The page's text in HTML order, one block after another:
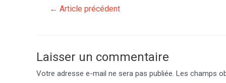
Navigation
← Article précédent
Laisser un commentaire
Votre adresse e-mail ne sera pas publiée. Les champs